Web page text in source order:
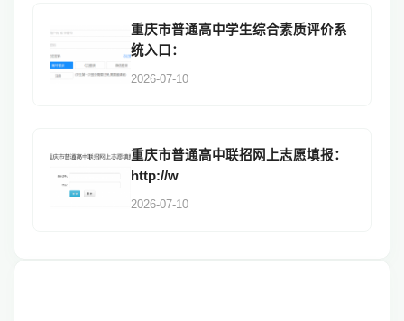
重庆市普通高中学生综合素质评价系
统入口：
2026-07-10
重庆市普通高中联招网上志愿填报：
http://w
2026-07-10